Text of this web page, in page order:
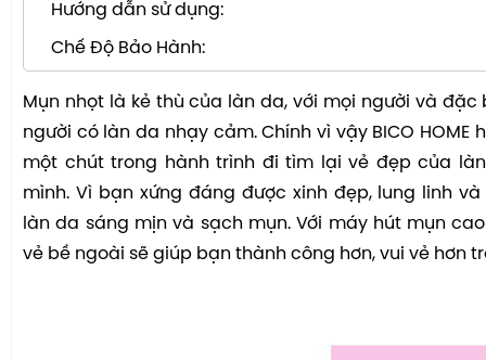
Hướng dẫn sử dụng:
Chế Độ Bảo Hành:
Mụn nhọt là kẻ thù của làn da, với mọi người và đặc
người có làn da nhạy cảm. Chính vì vậy BICO HOME
một chút trong hành trình đi tìm lại vẻ đẹp của
mình. Vì bạn xứng đáng được xinh đẹp, lung linh
làn da sáng mịn và sạch mụn. Với máy hút mụn
vẻ bề ngoài sẽ giúp bạn thành công hơn, vui vẻ hơn